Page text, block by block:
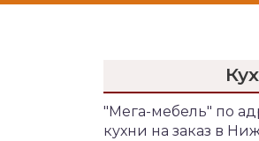
"Мега-мебель" по
кухни на заказ в